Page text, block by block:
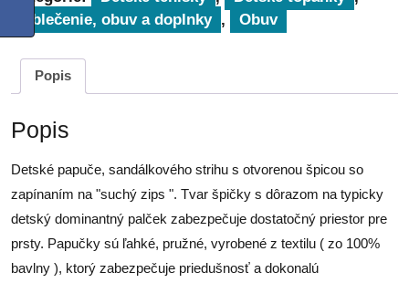
Oblečenie, obuv a doplnky , Obuv
Popis
Popis
Detské papuče, sandálkového strihu s otvorenou špicou so
zapínaním na "suchý zips ". Tvar špičky s dôrazom na typicky
detský dominantný palček zabezpečuje dostatočný priestor pre
prsty. Papučky sú ľahké, pružné, vyrobené z textilu ( zo 100%
bavlny ), ktorý zabezpečuje priedušnosť a dokonalú